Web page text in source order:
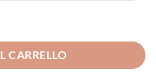
CARRELLO